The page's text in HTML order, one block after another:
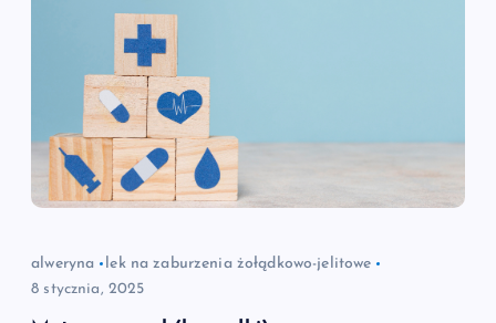
alweryna
lek na zaburzenia żołądkowo-jelitowe
8 stycznia, 2025